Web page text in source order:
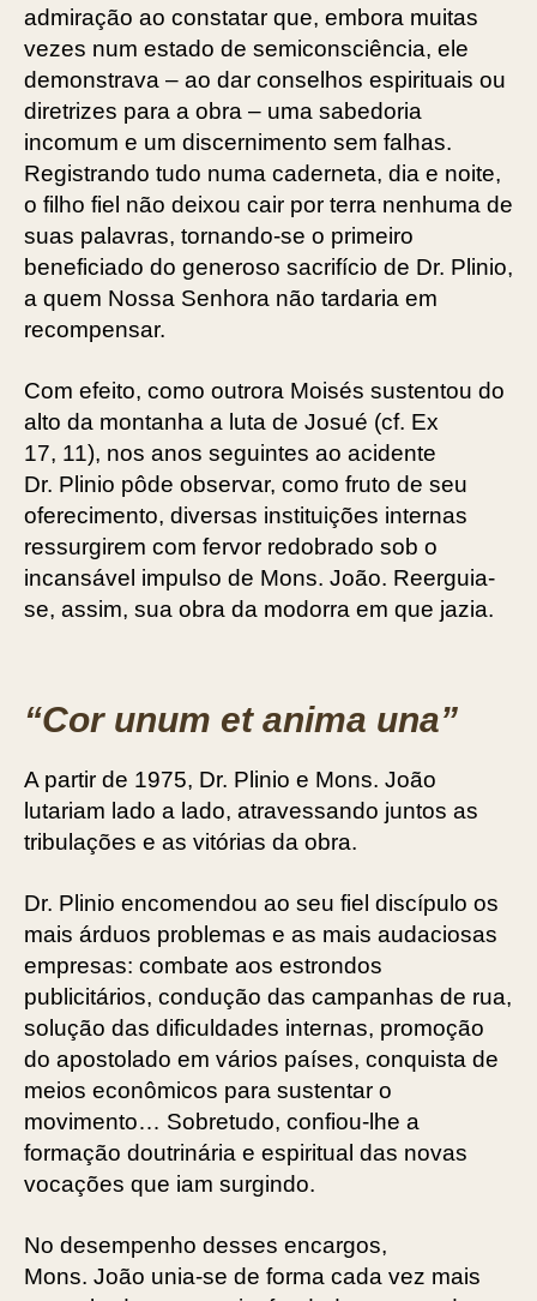
admiração ao constatar que, embora muitas
vezes num estado de semiconsciência, ele
demonstrava – ao dar conselhos espirituais ou
diretrizes para a obra – uma sabedoria
incomum e um discernimento sem falhas.
Registrando tudo numa caderneta, dia e noite,
o filho fiel não deixou cair por terra nenhuma de
suas palavras, tornando-se o primeiro
beneficiado do generoso sacrifício de Dr. Plinio,
a quem Nossa Senhora não tardaria em
recompensar.
Com efeito, como outrora Moisés sustentou do
alto da montanha a luta de Josué (cf. Ex
17, 11), nos anos seguintes ao acidente
Dr. Plinio pôde observar, como fruto de seu
oferecimento, diversas instituições internas
ressurgirem com fervor redobrado sob o
incansável impulso de Mons. João. Reerguia-
se, assim, sua obra da modorra em que jazia.
“Cor unum et anima una”
A partir de 1975, Dr. Plinio e Mons. João
lutariam lado a lado, atravessando juntos as
tribulações e as vitórias da obra.
Dr. Plinio encomendou ao seu fiel discípulo os
mais árduos problemas e as mais audaciosas
empresas: combate aos estrondos
publicitários, condução das campanhas de rua,
solução das dificuldades internas, promoção
do apostolado em vários países, conquista de
meios econômicos para sustentar o
movimento… Sobretudo, confiou-lhe a
formação doutrinária e espiritual das novas
vocações que iam surgindo.
No desempenho desses encargos,
Mons. João unia-se de forma cada vez mais